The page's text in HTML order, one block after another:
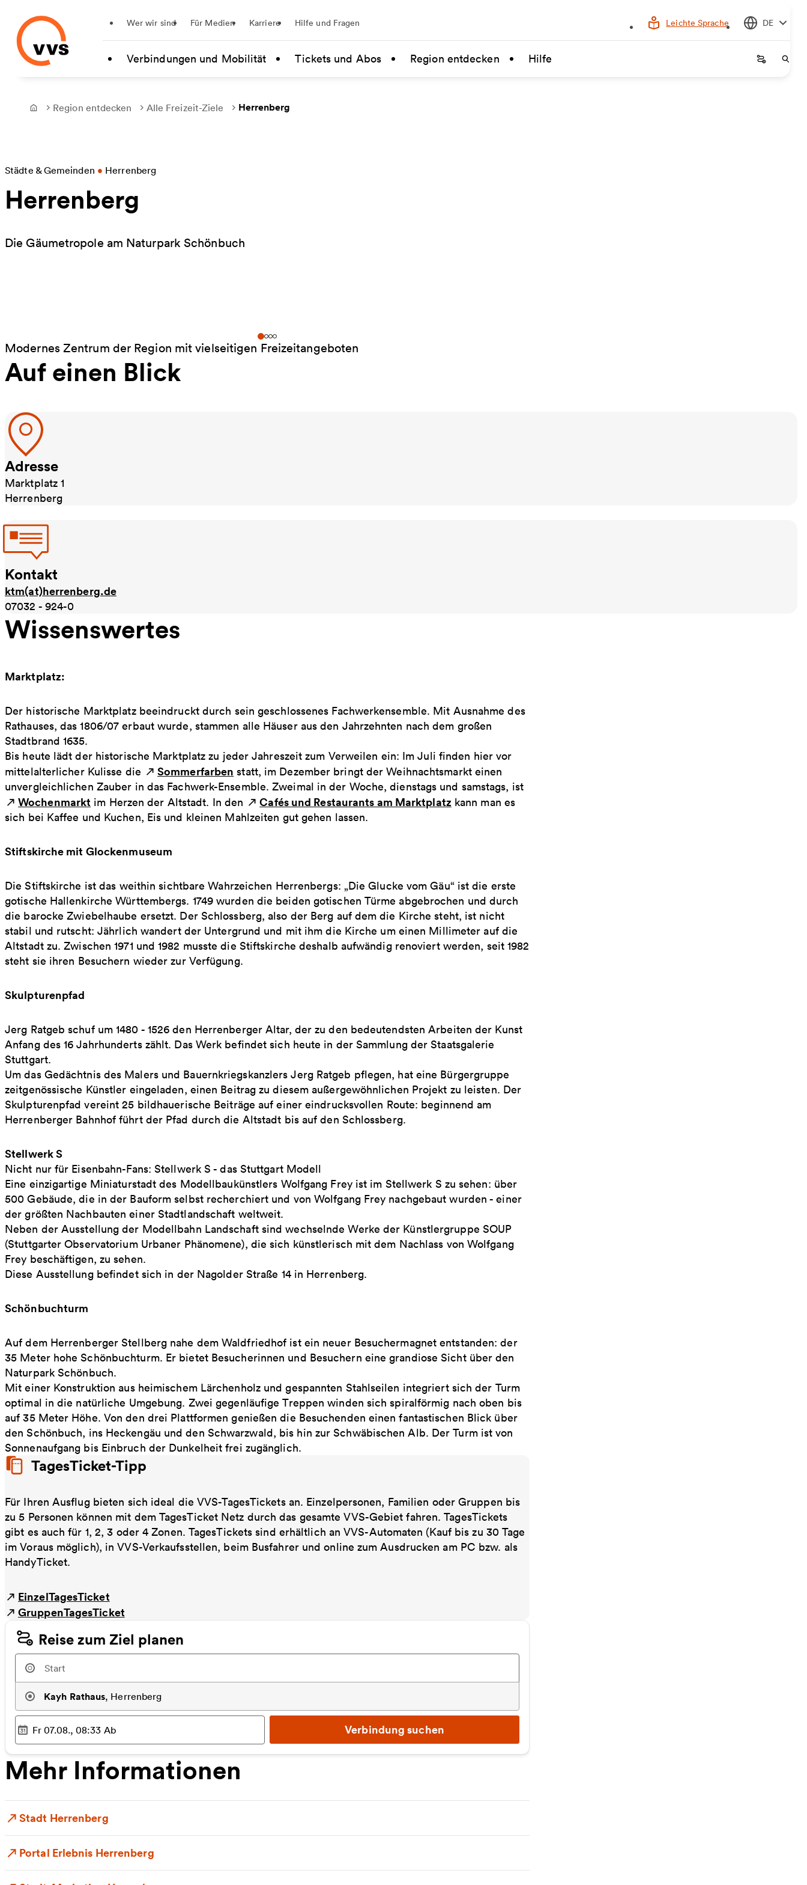
Zum Hauptinhalt springen
Wer wir sind Für Medien Karriere Hilfe und Fragen Leichte Sprache DE
Verbindungen und Mobilität Tickets und Abos Region entdecken Hilfe Startseite
Frontpage
Region entdecken Alle Freizeit-Ziele Herrenberg
Städte & Gemeinden • Herrenberg
Herrenberg
Die Gäumetropole am Naturpark Schönbuch
Modernes Zentrum der Region mit vielseitigen Freizeitangeboten
Auf einen Blick
Adresse
Marktplatz 1
Herrenberg
Kontakt
ktm(at)herrenberg.de
07032 - 924-0
Wissenswertes
Marktplatz:
Der historische Marktplatz beeindruckt durch sein geschlossenes Fachwerkensemble. Mit Ausnahme des
Rathauses, das 1806/07 erbaut wurde, stammen alle Häuser aus den Jahrzehnten nach dem großen
Stadtbrand 1635.
Bis heute lädt der historische Marktplatz zu jeder Jahreszeit zum Verweilen ein: Im Juli finden hier vor
mittelalterlicher Kulisse die
Sommerfarben statt, im Dezember bringt der Weihnachtsmarkt einen
unvergleichlichen Zauber in das Fachwerk-Ensemble. Zweimal in der Woche, dienstags und samstags, ist
Wochenmarkt im Herzen der Altstadt. In den Cafés und Restaurants am Marktplatz kann man es
sich bei Kaffee und Kuchen, Eis und kleinen Mahlzeiten gut gehen lassen.
Stiftskirche mit Glockenmuseum
Die Stiftskirche ist das weithin sichtbare Wahrzeichen Herrenbergs: „Die Glucke vom Gäu“ ist die erste
gotische Hallenkirche Württembergs. 1749 wurden die beiden gotischen Türme abgebrochen und durch
die barocke Zwiebelhaube ersetzt. Der Schlossberg, also der Berg auf dem die Kirche steht, ist nicht
stabil und rutscht: Jährlich wandert der Untergrund und mit ihm die Kirche um einen Millimeter auf die
Altstadt zu. Zwischen 1971 und 1982 musste die Stiftskirche deshalb aufwändig renoviert werden, seit 1982
steht sie ihren Besuchern wieder zur Verfügung.
Skulpturenpfad
Jerg Ratgeb schuf um 1480 - 1526 den Herrenberger Altar, der zu den bedeutendsten Arbeiten der Kunst
Anfang des 16 Jahrhunderts zählt. Das Werk befindet sich heute in der Sammlung der Staatsgalerie
Stuttgart.
Um das Gedächtnis des Malers und Bauernkriegskanzlers Jerg Ratgeb pflegen, hat eine Bürgergruppe
zeitgenössische Künstler eingeladen, einen Beitrag zu diesem außergewöhnlichen Projekt zu leisten. Der
Skulpturenpfad vereint 25 bildhauerische Beiträge auf einer eindrucksvollen Route: beginnend am
Herrenberger Bahnhof führt der Pfad durch die Altstadt bis auf den Schlossberg.
Stellwerk S
Nicht nur für Eisenbahn-Fans: Stellwerk S - das Stuttgart Modell
Eine einzigartige Miniaturstadt des Modellbaukünstlers Wolfgang Frey ist im Stellwerk S zu sehen: über
500 Gebäude, die in der Bauform selbst recherchiert und von Wolfgang Frey nachgebaut wurden - einer
der größten Nachbauten einer Stadtlandschaft weltweit.
Neben der Ausstellung der Modellbahn Landschaft sind wechselnde Werke der Künstlergruppe SOUP
(Stuttgarter Observatorium Urbaner Phänomene), die sich künstlerisch mit dem Nachlass von Wolfgang
Frey beschäftigen, zu sehen.
Diese Ausstellung befindet sich in der Nagolder Straße 14 in Herrenberg.
Schönbuchturm
Auf dem Herrenberger Stellberg nahe dem Waldfriedhof ist ein neuer Besuchermagnet entstanden: der
35 Meter hohe Schönbuchturm. Er bietet Besucherinnen und Besuchern eine grandiose Sicht über den
Naturpark Schönbuch.
Mit einer Konstruktion aus heimischem Lärchenholz und gespannten Stahlseilen integriert sich der Turm
optimal in die natürliche Umgebung. Zwei gegenläufige Treppen winden sich spiralförmig nach oben bis
auf 35 Meter Höhe. Von den drei Plattformen genießen die Besuchenden einen fantastischen Blick über
den Schönbuch, ins Heckengäu und den Schwarzwald, bis hin zur Schwäbischen Alb. Der Turm ist von
Sonnenaufgang bis Einbruch der Dunkelheit frei zugänglich.
TagesTicket-Tipp
Für Ihren Ausflug bieten sich ideal die VVS-TagesTickets an. Einzelpersonen, Familien oder Gruppen bis
zu 5 Personen können mit dem TagesTicket Netz durch das gesamte VVS-Gebiet fahren. TagesTickets
gibt es auch für 1, 2, 3 oder 4 Zonen. TagesTickets sind erhältlich an VVS-Automaten (Kauf bis zu 30 Tage
im Voraus möglich), in VVS-Verkaufsstellen, beim Busfahrer und online zum Ausdrucken am PC bzw. als
HandyTicket.
EinzelTagesTicket
GruppenTagesTicket
Reise zum Ziel planen
Kayh Rathaus, Herrenberg
Ausgewählter Zeitpunkt
Fr 07.08., 08:33 Ab Verbindung suchen
Mehr Informationen
Stadt Herrenberg
Portal Erlebnis Herrenberg